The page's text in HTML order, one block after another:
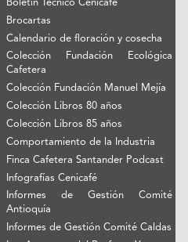
Boletín Técnico Cenicafé
Brocartas
Calendario de floración y cosecha
Colección Fundación Ecológica
Cafetera
Colección Fundación Manuel Mejía
Colección Libros 80 años
Colección Libros 85 años
Comportamiento de la Industria
Finca Cafetera Santander Podcast
Infografías Cenicafé
Informes de Gestión Comité
Antioquía
Informes de Gestión Comité Caldas